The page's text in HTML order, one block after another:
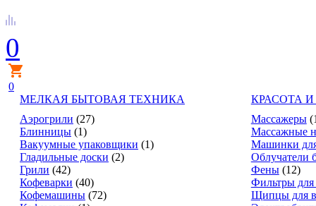
0
0
МЕЛКАЯ БЫТОВАЯ ТЕХНИКА
Аэрогрили (27)
Блинницы (1)
Вакуумные упаковщики (1)
Гладильные доски (2)
Грили (42)
Кофеварки (40)
Кофемашины (72)
КРАСОТА И
Массажеры
Массажные
Машинки
Облучатели
Фены (12)
Фильтры
Щипцы для